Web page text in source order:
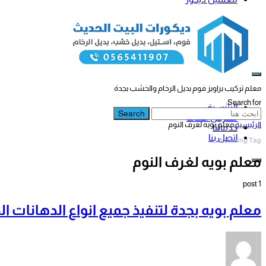
معلم تركيب براويز فوم بديل الرخام والخشب بجدة
الرئيسية
معرض أعمالنا
خدماتنا
اتصل بنا
Search for:
Search
الرئيسيةمعلم بويه لغرف النوم
Browsing Tag
معلم بويه لغرف النوم
1 post
معلم بويه بجدة لتنفيذ جميع انواع الدهانات